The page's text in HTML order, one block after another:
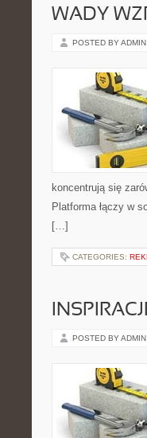
WADY
POSTED BY ADMIN
koncentrują się
Platforma łączy w
[…]
CATEGORIES:
POSTED BY ADMIN